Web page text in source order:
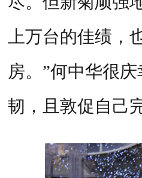
上万台的佳绩
房。”何中华很
韧，且敦促自己